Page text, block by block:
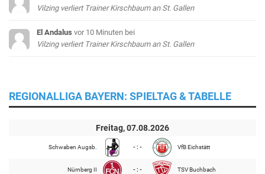
Vilzing verliert Trainer Kirschbaum an St. Gallen
El Andalus vor 10 Minuten bei
Vilzing verliert Trainer Kirschbaum an St. Gallen
REGIONALLIGA BAYERN: SPIELTAG & TABELLE
Freitag, 07.08.2026
Schwaben Augsb. - : - VfB Eichstätt
Nürnberg II - : - TSV Buchbach